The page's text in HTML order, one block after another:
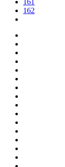
162